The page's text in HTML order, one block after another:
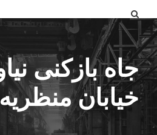
جاه بازکنی
خیابان منظریه